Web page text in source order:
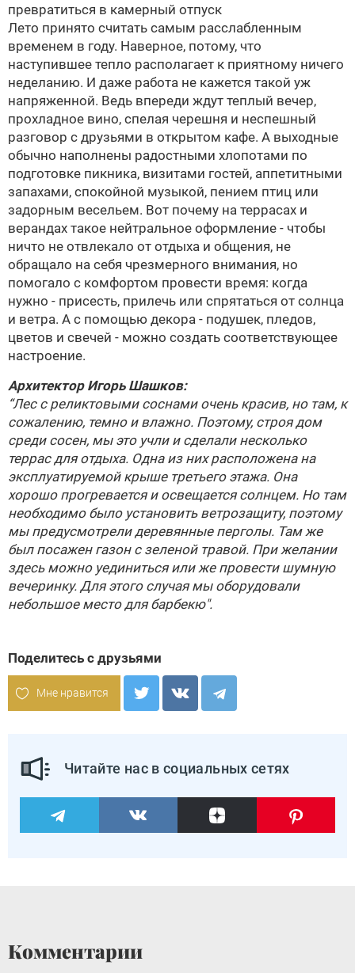
превратиться в камерный отпуск
Лето принято считать самым расслабленным
временем в году. Наверное, потому, что
наступившее тепло располагает к приятному ничего
неделанию. И даже работа не кажется такой уж
напряженной. Ведь впереди ждут теплый вечер,
прохладное вино, спелая черешня и неспешный
разговор с друзьями в открытом кафе. А выходные
обычно наполнены радостными хлопотами по
подготовке пикника, визитами гостей, аппетитными
запахами, спокойной музыкой, пением птиц или
задорным весельем. Вот почему на террасах и
верандах такое нейтральное оформление - чтобы
ничто не отвлекало от отдыха и общения, не
обращало на себя чрезмерного внимания, но
помогало с комфортом провести время: когда
нужно - присесть, прилечь или спрятаться от солнца
и ветра. А с помощью декора - подушек, пледов,
цветов и свечей - можно создать соответствующее
настроение.
Архитектор Игорь Шашков:
“Лес с реликтовыми соснами очень красив, но там, к
сожалению, темно и влажно. Поэтому, строя дом
среди сосен, мы это учли и сделали несколько
террас для отдыха. Одна из них расположена на
эксплуатируемой крыше третьего этажа. Она
хорошо прогревается и освещается солнцем. Но там
необходимо было установить ветрозащиту, поэтому
мы предусмотрели деревянные перголы. Там же
был посажен газон с зеленой травой. При желании
здесь можно уединиться или же провести шумную
вечеринку. Для этого случая мы оборудовали
небольшое место для барбекю".
Поделитесь с друзьями
Мне нравится
Читайте нас в социальных сетях
Комментарии